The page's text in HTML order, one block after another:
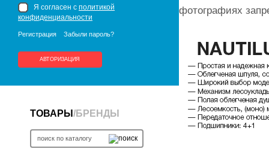
Я согласен с политикой
конфиденциальности
Регистрация Забыли пароль?
АВТОРИЗАЦИЯ
ТОВАРЫ /БРЕНДЫ
фотографиях